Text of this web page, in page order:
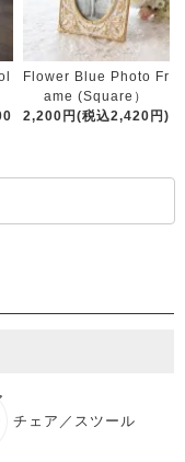
Flower Blue Photo Fr
ame (Square）
2,200円(税込2,420円)
チェア／スツール